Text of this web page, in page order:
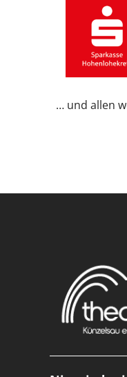
… und allen